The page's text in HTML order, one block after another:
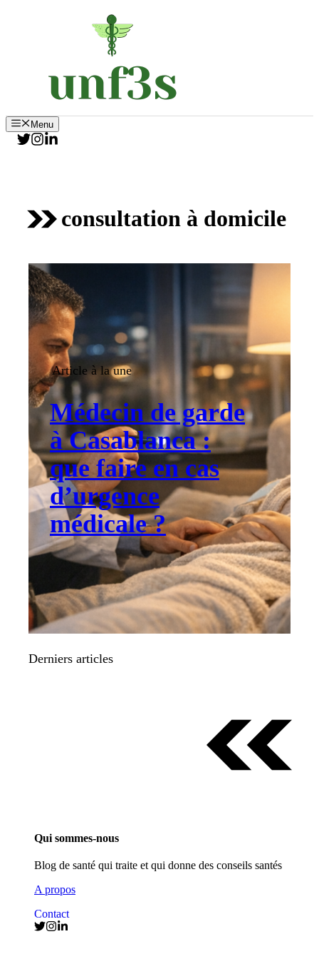
Menu
consultation à domicile
Article à la une
Médecin de garde
à Casablanca :
que faire en cas
d’urgence
médicale ?
Derniers articles
Qui sommes-nous
Blog de santé qui traite et qui donne des conseils santés
A propos
Contact